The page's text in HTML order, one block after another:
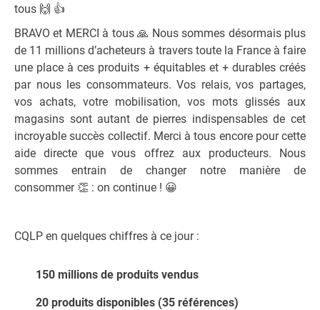
tous 🙌 👍
BRAVO et MERCI à tous 🙏 Nous sommes désormais plus
de 11 millions d’acheteurs à travers toute la France à faire
une place à ces produits + équitables et + durables créés
par nous les consommateurs. Vos relais, vos partages,
vos achats, votre mobilisation, vos mots glissés aux
magasins sont autant de pierres indispensables de cet
incroyable succès collectif. Merci à tous encore pour cette
aide directe que vous offrez aux producteurs. Nous
sommes entrain de changer notre manière de
consommer 👏 : on continue ! 😀
CQLP en quelques chiffres à ce jour :
150 millions de produits vendus
20 produits disponibles (35 références)